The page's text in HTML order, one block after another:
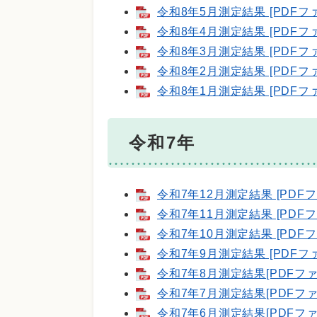
令和8年5月測定結果 [PDFフ
令和8年4月測定結果 [PDFフ
令和8年3月測定結果 [PDFフ
令和8年2月測定結果 [PDFフ
令和8年1月測定結果 [PDFフ
令和7年
令和7年12月測定結果 [PDF
令和7年11月測定結果 [PDF
令和7年10月測定結果 [PDF
令和7年9月測定結果 [PDFフ
令和7年8月測定結果[PDFフ
令和7年7月測定結果[PDFフ
令和7年6月測定結果[PDFフ